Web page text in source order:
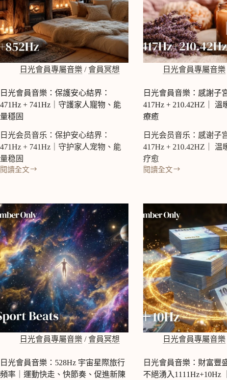
專
注
音
樂
174Hz+20Hz
冥
想
｜
174Hz
+417Hz
｜
日
光
會
定
日光會員專屬音樂 /會員冥想
日光會員音樂：保護安心結界：
471Hz + 741Hz｜守護家人寵物、能
量穩固
日光会员音乐：保护安心结界：
471Hz + 741Hz｜守护家人宠物、能
量稳固
閱讀全文
日
員
音
樂：
保
護
安
心
結
界：
471Hz
741Hz
｜
守
人
寵
日光會員專屬音樂
日光會員音樂：感謝子
417Hz + 210.42HZ｜ 溫
療癒
日光会员音乐：感谢子
417Hz + 210.42HZ｜ 温
疗愈
閱讀全文
日
員
音
樂：
感
謝
子
宮
528Hz
+
417Hz
+
210.42HZ
｜
溫
光
與
日光會員專屬音樂 /會員冥想
日光會員音樂：528Hz 宇宙星際旅行
頻率｜運動快走、快節奏、促進新陳
日光會員專屬音樂
日光會員音樂：財富豐
不絕湧入1111Hz+10Hz